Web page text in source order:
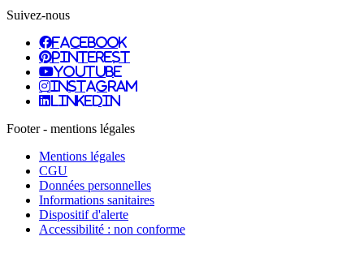
Suivez-nous
facebook
pinterest
youtube
instagram
linkedin
Footer - mentions légales
Mentions légales
CGU
Données personnelles
Informations sanitaires
Dispositif d'alerte
Accessibilité : non conforme